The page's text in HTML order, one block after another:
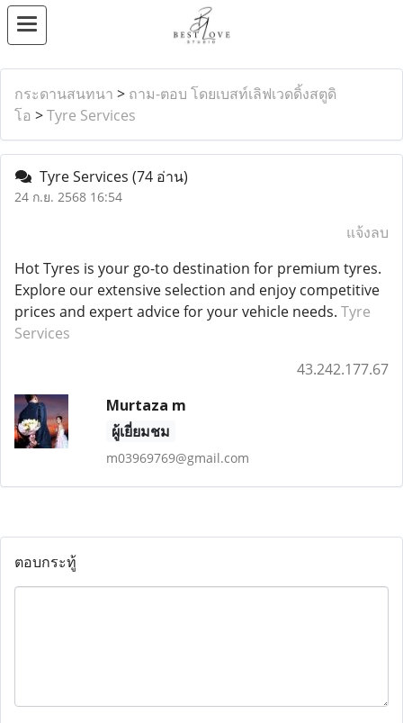
กระดานสนทนา > ถาม-ตอบ โดยเบสท์เลิฟเวดดิ้งสตูดิ
โอ >Tyre Services
Tyre Services (74 อ่าน)
24 ก.ย. 2568 16:54
แจ้งลบ
Hot Tyres is your go-to destination for premium tyres.
Explore our extensive selection and enjoy competitive
prices and expert advice for your vehicle needs. Tyre
Services
43.242.177.67
Murtaza m
ผู้เยี่ยมชม
m03969769@gmail.com
ตอบกระทู้